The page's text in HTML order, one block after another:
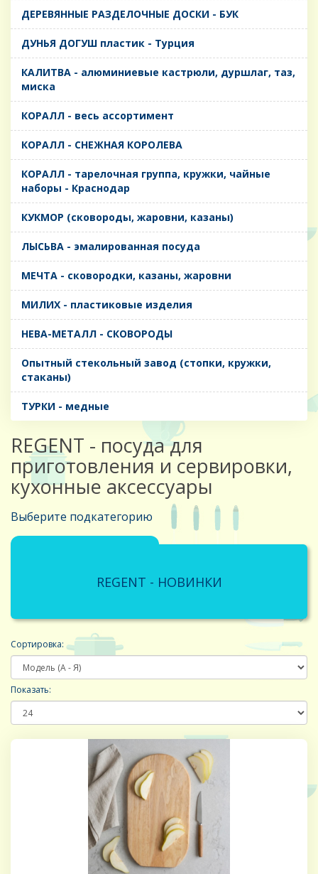
ДЕРЕВЯННЫЕ РАЗДЕЛОЧНЫЕ ДОСКИ - БУК
ДУНЬЯ ДОГУШ пластик - Турция
КАЛИТВА - алюминиевые кастрюли, дуршлаг, таз,
миска
КОРАЛЛ - весь ассортимент
КОРАЛЛ - СНЕЖНАЯ КОРОЛЕВА
КОРАЛЛ - тарелочная группа, кружки, чайные
наборы - Краснодар
КУКМОР (сковороды, жаровни, казаны)
ЛЫСЬВА - эмалированная посуда
МЕЧТА - сковородки, казаны, жаровни
МИЛИХ - пластиковые изделия
НЕВА-МЕТАЛЛ - СКОВОРОДЫ
Опытный стекольный завод (стопки, кружки,
стаканы)
ТУРКИ - медные
REGENT - посуда для
приготовления и сервировки,
кухонные аксессуары
Выберите подкатегорию
REGENT - НОВИНКИ
Сортировка:
Показать: